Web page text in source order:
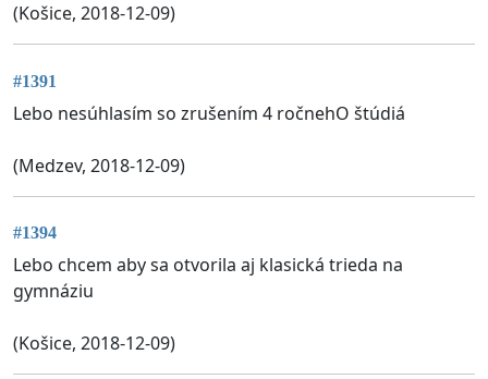
(Košice, 2018-12-09)
#1391
Lebo nesúhlasím so zrušením 4 ročnehO štúdiá
(Medzev, 2018-12-09)
#1394
Lebo chcem aby sa otvorila aj klasická trieda na
gymnáziu
(Košice, 2018-12-09)